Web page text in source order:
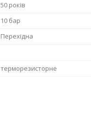
50 років
10 бар
Перехідна
терморезисторне